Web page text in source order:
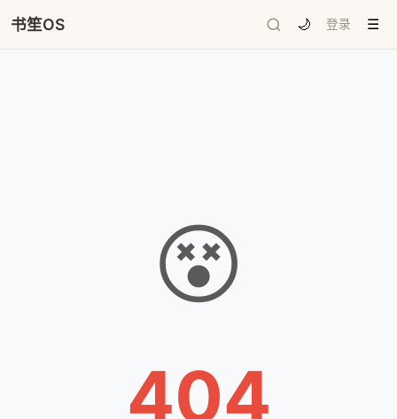
书笙OS 🌙 登录 ☰
😵
404